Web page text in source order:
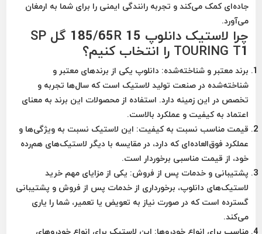
جاده‌ای کمک می‌کند و تجربه رانندگی ایمنی را برای شما به ارمغان
می‌آورد.
چرا لاستیک دانلوپ 185/65R 15 گل SP
TOURING T1 را انتخاب کنیم؟
برند معتبر و شناخته‌شده: دانلوپ یکی از برندهای معتبر و
شناخته‌شده در صنعت تولید لاستیک است که سال‌ها تجربه و
تخصص در این زمینه دارد. استفاده از محصولات این برند به معنای
اعتماد به کیفیت و عملکرد بالاست.
قیمت مناسب نسبت به کیفیت: این لاستیک نسبت به ویژگی‌ها و
عملکرد فوق‌العاده‌ای که دارد، در مقایسه با دیگر لاستیک‌های هم‌رده
خود، از قیمت مناسبی برخوردار است.
پشتیبانی و خدمات پس از فروش: یکی از مزایای مهم خرید
لاستیک‌های دانلوپ، برخورداری از خدمات پس از فروش و پشتیبانی
گسترده است که در صورت نیاز به تعویض یا تعمیر، شما را یاری
می‌کند.